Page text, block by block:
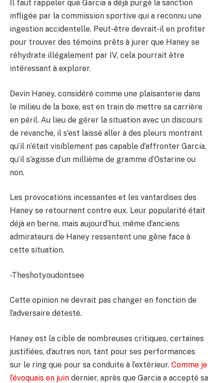
Il faut rappeler que Garcia a déjà purgé la sanction
infligée par la commission sportive qui a reconnu une
ingestion accidentelle. Peut-être devrait-il en profiter
pour trouver des témoins prêts à jurer que Haney se
réhydrate illégalement par IV, cela pourrait être
intéressant à explorer.
Devin Haney, considéré comme une plaisanterie dans
le milieu de la boxe, est en train de mettre sa carrière
en péril. Au lieu de gérer la situation avec un discours
de revanche, il s’est laissé aller à des pleurs montrant
qu’il n’était visiblement pas capable d’affronter Garcia,
qu’il s’agisse d’un millième de gramme d’Ostarine ou
non.
Les provocations incessantes et les vantardises des
Haney se retournent contre eux. Leur popularité était
déjà en berne, mais aujourd’hui, même d’anciens
admirateurs de Haney ressentent une gêne face à
cette situation.
-Theshotyoudontsee
Cette opinion ne devrait pas changer en fonction de
l’adversaire détesté.
Haney est la cible de nombreuses critiques, certaines
justifiées, d’autres non, tant pour ses performances
sur le ring que pour sa conduite à l’extérieur. Comme je
l’évoquais en juin dernier, après que Garcia a accepté sa